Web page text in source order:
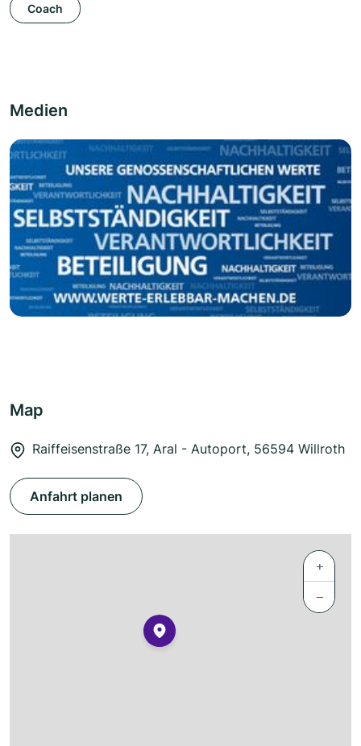
Coach
Medien
Map
Raiffeisenstraße 17, Aral - Autoport, 56594 Willroth
Anfahrt planen
+
−